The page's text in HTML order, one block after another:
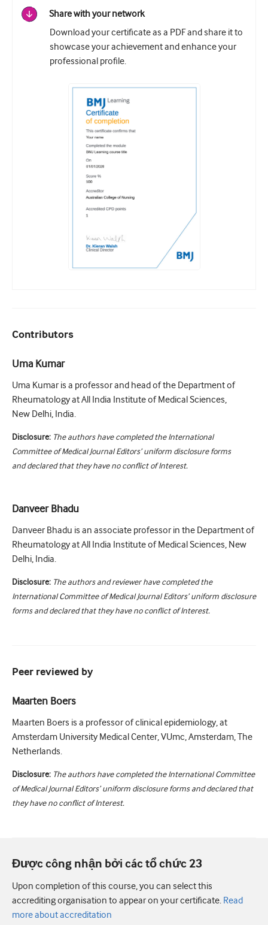
Share with your network
Download your certificate as a PDF and share it to
showcase your achievement and enhance your
professional profile.
Contributors
Uma Kumar
Uma Kumar is a professor and head of the Department of
Rheumatology at All India Institute of Medical Sciences,
New Delhi, India.
Disclosure: The authors have completed the International
Committee of Medical Journal Editors’ uniform disclosure forms
and declared that they have no conflict of Interest.
Danveer Bhadu
Danveer Bhadu is an associate professor in the Department of
Rheumatology at All India Institute of Medical Sciences, New
Delhi, India.
Disclosure: The authors and reviewer have completed the
International Committee of Medical Journal Editors’ uniform disclosure
forms and declared that they have no conflict of Interest.
Peer reviewed by
Maarten Boers
Maarten Boers is a professor of clinical epidemiology, at
Amsterdam University Medical Center, VUmc, Amsterdam, The
Netherlands.
Disclosure: The authors have completed the International Committee
of Medical Journal Editors’ uniform disclosure forms and declared that
they have no conflict of Interest.
Được công nhận bởi các tổ chức 23
Upon completion of this course, you can select this
accrediting organisation to appear on your certificate. Read
more about accreditation